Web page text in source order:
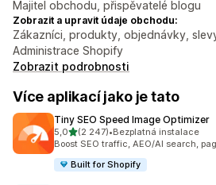
Majitel obchodu, přispěvatelé blogu
Zobrazit a upravit údaje obchodu:
Zákazníci, produkty, objednávky,
Administrace Shopify
Zobrazit podrobnosti
Více aplikací jako je tato
Tiny SEO Speed Image Optimizer
5,0z 5 hvězd
(2 247)
Celkový počet recenzí: 2247
•Bezplatná instalace
Boost SEO traffic, AEO/AI search,
Built for Shopify